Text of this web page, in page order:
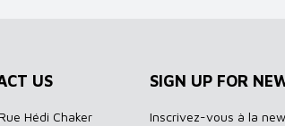
US
Hédi Chaker
SIGN UP FOR
Inscrivez-vous à la